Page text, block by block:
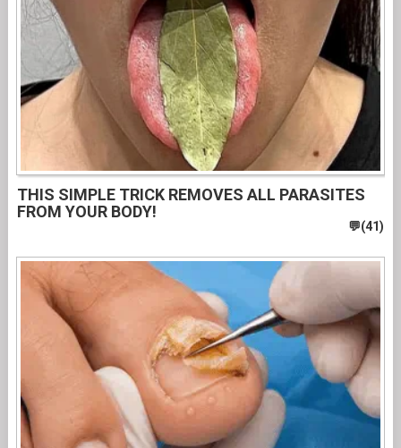
THIS SIMPLE TRICK REMOVES ALL PARASITES
FROM YOUR BODY!